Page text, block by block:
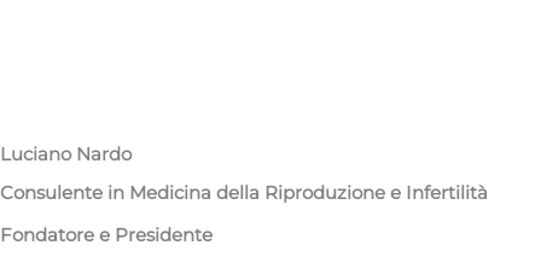
Luciano Nardo
Consulente in Medicina della Riproduzione e Infertilità
Fondatore e Presidente